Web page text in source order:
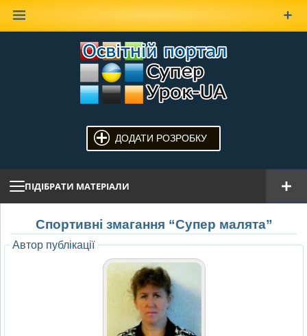
ДОДАТИ РОЗРОБКУ
ПІДІБРАТИ МАТЕРІАЛИ
Спортивні змагання “Супер малята”
Автор публікації